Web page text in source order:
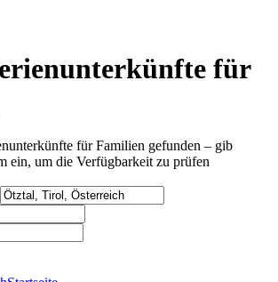
für
für Familien gefunden – gib
ein, um die Verfügbarkeit zu prüfen